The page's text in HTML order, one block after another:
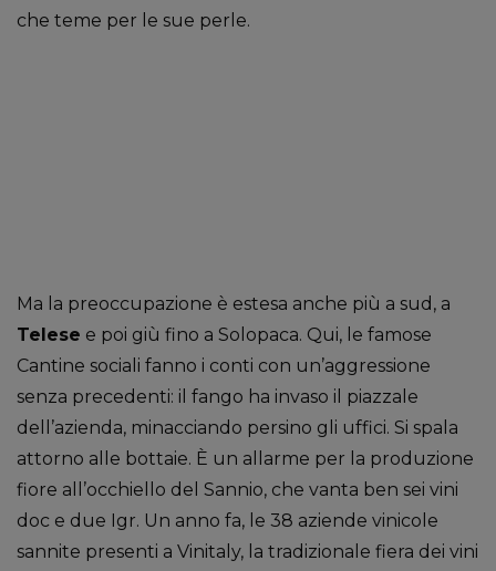
che teme per le sue perle.
Ma la preoccupazione è estesa anche più a sud, a
Telese e poi giù fino a Solopaca. Qui, le famose
Cantine sociali fanno i conti con un’aggressione
senza precedenti: il fango ha invaso il piazzale
dell’azienda, minacciando persino gli uffici. Si spala
attorno alle bottaie. È un allarme per la produzione
fiore all’occhiello del Sannio, che vanta ben sei vini
doc e due Igr. Un anno fa, le 38 aziende vinicole
sannite presenti a Vinitaly, la tradizionale fiera dei vini